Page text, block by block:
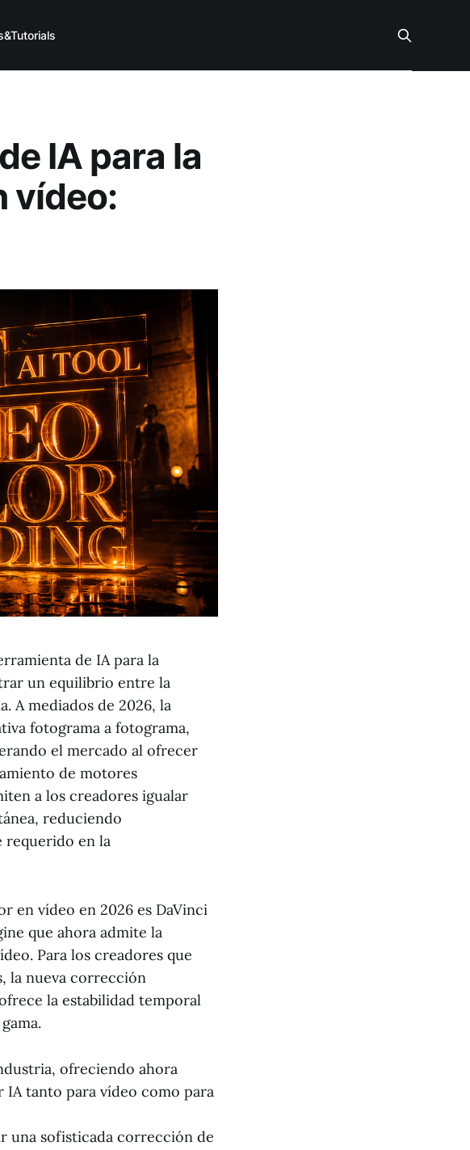
IA para la
vídeo:
de IA para la
un equilibrio entre la
A mediados de 2026, la
fotograma a fotograma,
el mercado al ofrecer
de motores
a los creadores igualar
reduciendo
requerido en la
en vídeo en 2026 es DaVinci
que ahora admite la
Para los creadores que
la nueva corrección
la estabilidad temporal
ofreciendo ahora
tanto para vídeo como para
una sofisticada corrección de